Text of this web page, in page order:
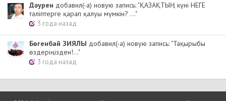
Дәурен добавил(-а) новую запись: "ҚАЗАҚТЫҢ күні НЕГЕ
тәліптерге қарап қалуы мүмкін? ..."
3 года назад
Бөгенбай ЗИЯЛЫ добавил(-а) новую запись: "Тақырыбы
өздеріңізден!..."
3 года назад